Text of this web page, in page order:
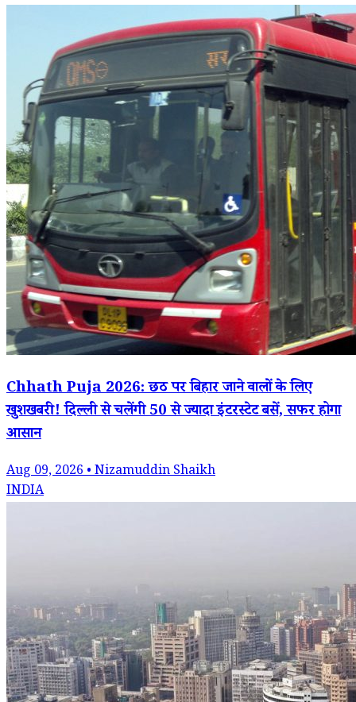
Chhath Puja 2026: छठ पर बिहार जाने वालों के लिए
खुशखबरी! दिल्ली से चलेंगी 50 से ज्यादा इंटरस्टेट बसें, सफर होगा
आसान
Aug 09, 2026 • Nizamuddin Shaikh
INDIA